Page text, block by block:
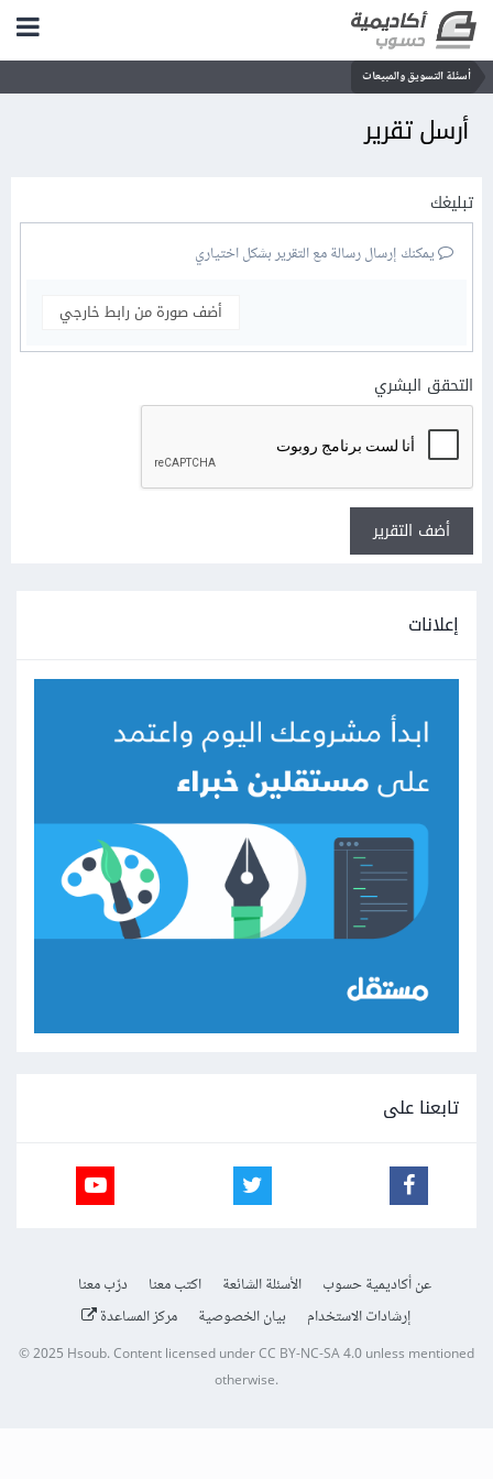
أسئلة التسويق والمبيعات
أرسل تقرير
تبليغك
يمكنك إرسال رسالة مع التقرير بشكل اختياري
أضف صورة من رابط خارجي
التحقق البشري
أضف التقرير
إعلانات
تابعنا على
عن أكاديمية حسوب الأسئلة الشائعة اكتب معنا
درّب معنا
إرشادات الاستخدام
بيان الخصوصية مركز المساعدة
© 2025 Hsoub.Content licensed underCC BY-NC-SA 4.0unless mentioned
otherwise.